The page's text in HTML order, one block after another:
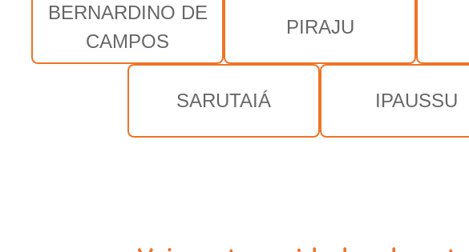
BERNARDINO DE
CAMPOS
PIRAJU
SARUTAIÁ IPAUSSU